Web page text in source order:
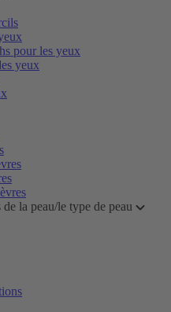
pour les yeux
yeux
la peau/le type de peau